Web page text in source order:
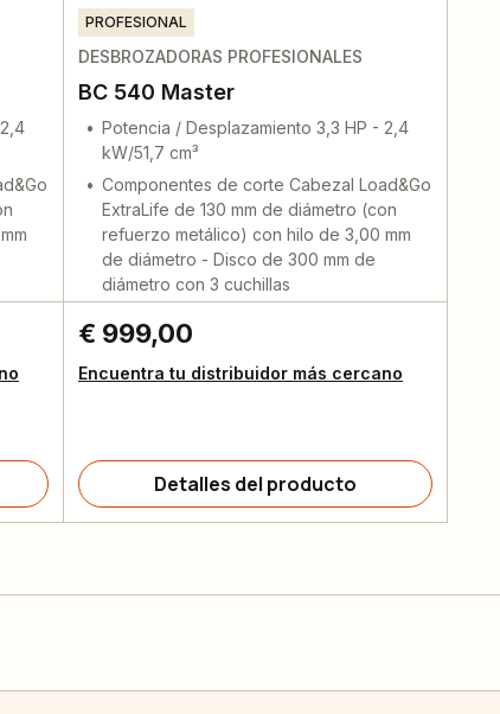
PROFESIONAL
DESBROZADORAS PROFESIONALES
BC 540 Master
Potencia / Desplazamiento 3,3 HP - 2,4
kW/51,7 cm³
Componentes de corte Cabezal Load&Go
ExtraLife de 130 mm de diámetro (con
refuerzo metálico) con hilo de 3,00 mm
de diámetro - Disco de 300 mm de
diámetro con 3 cuchillas
€ 999,00
Encuentra tu distribuidor más cercano
Detalles del producto